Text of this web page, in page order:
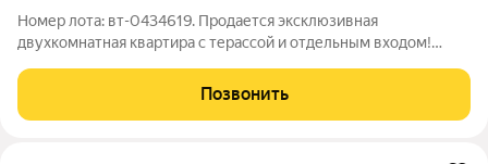
Номер лота: вт-0434619. Продается эксклюзивная
двухкомнатная квартира с терассой и отдельным входом!
квартиру площадью 52,6 мкв, расположенную в развитом
районе в новом ЖК "Митино О2" Преимущества
Позвонить